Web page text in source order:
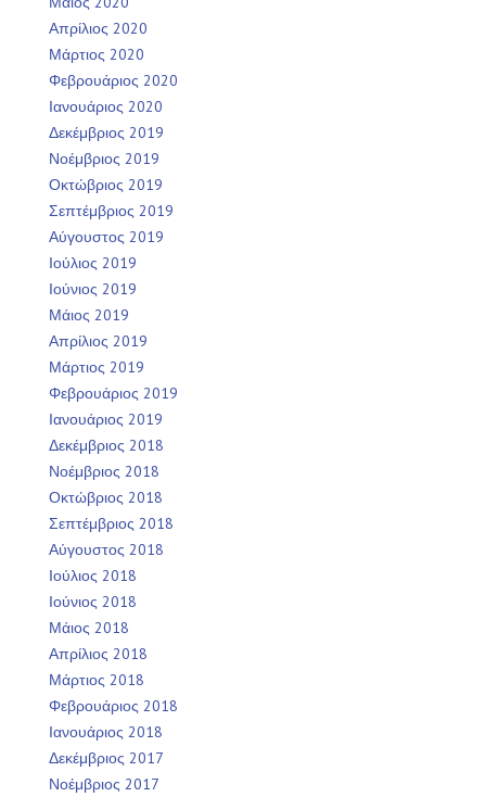
Απρίλιος 2020
Μάρτιος 2020
Φεβρουάριος 2020
Ιανουάριος 2020
Δεκέμβριος 2019
Νοέμβριος 2019
Οκτώβριος 2019
Σεπτέμβριος 2019
Αύγουστος 2019
Ιούλιος 2019
Ιούνιος 2019
Μάιος 2019
Απρίλιος 2019
Μάρτιος 2019
Φεβρουάριος 2019
Ιανουάριος 2019
Δεκέμβριος 2018
Νοέμβριος 2018
Οκτώβριος 2018
Σεπτέμβριος 2018
Αύγουστος 2018
Ιούλιος 2018
Ιούνιος 2018
Μάιος 2018
Απρίλιος 2018
Μάρτιος 2018
Φεβρουάριος 2018
Ιανουάριος 2018
Δεκέμβριος 2017
Νοέμβριος 2017